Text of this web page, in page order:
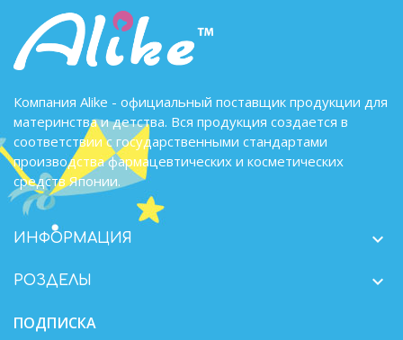
Компания Alike - официальный поставщик продукции для
материнства и детства. Вся продукция создается в
соответствии с государственными стандартами
производства фармацевтических и косметических
средств Японии.
ИНФОРМАЦИЯ 
РОЗДЕЛЫ 
ПОДПИСКА